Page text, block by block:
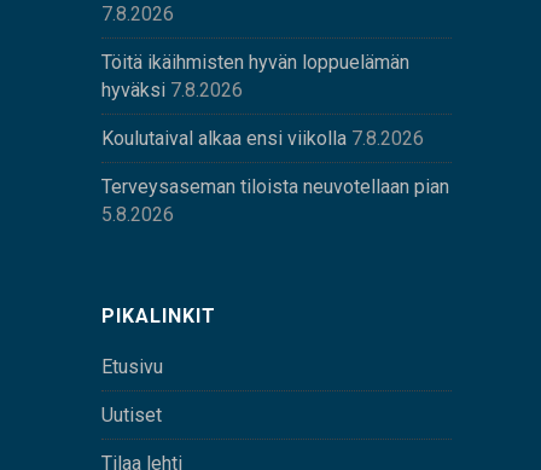
7.8.2026
Töitä ikäihmisten hyvän loppuelämän
hyväksi 7.8.2026
Koulutaival alkaa ensi viikolla 7.8.2026
Terveysaseman tiloista neuvotellaan pian
5.8.2026
PIKALINKIT
Etusivu
Uutiset
Tilaa lehti